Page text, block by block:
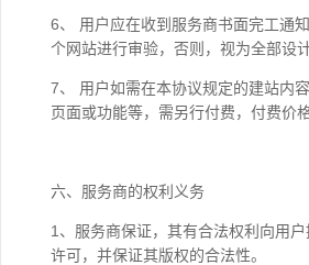
6、 用户应在收到服务商书面完工通
个网站进行审验，否则，视为全部设
7、 用户如需在本协议规定的建站内
页面或功能等，需另行付费，付费价格
六、服务商的权利义务
1、服务商保证，其有合法权利向用
许可，并保证其版权的合法性。